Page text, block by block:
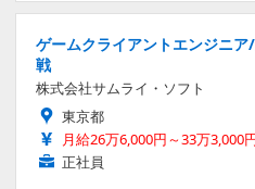
ゲームクライアントエンジニ
戦
株式会社サムライ・ソフト
東京都
月給26万6,000円～33万3,000
正社員